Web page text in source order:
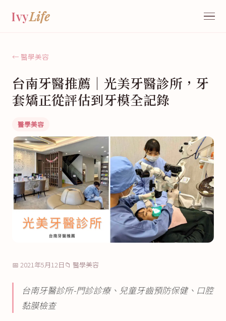
IvyLife
← 醫學美容
台南牙醫推薦｜光美牙醫診所，牙
套矯正從評估到牙模全記錄
醫學美容
📅 2021年5月12日 📁 醫學美容
台南牙醫診所-門診診療、兒童牙齒預防保健、口腔
黏膜檢查